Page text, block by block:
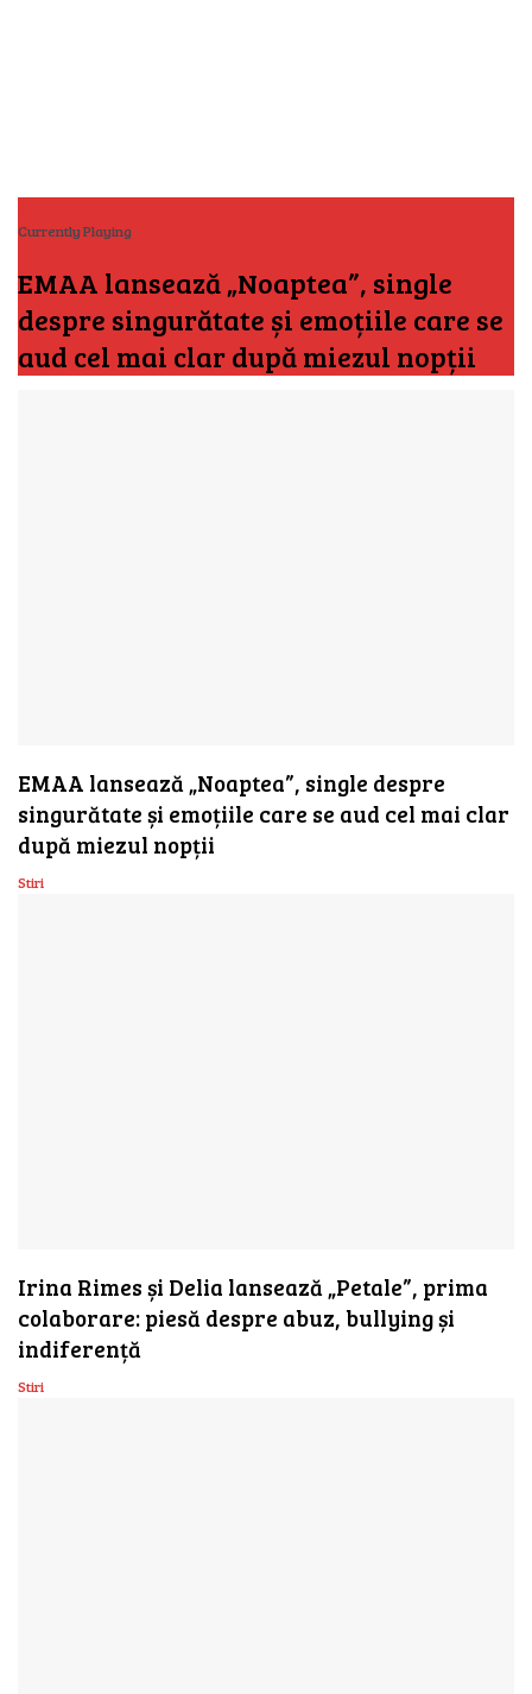
Currently Playing
EMAA lansează „Noaptea”, single
despre singurătate și emoțiile care se
aud cel mai clar după miezul nopții
EMAA lansează „Noaptea”, single despre
singurătate și emoțiile care se aud cel mai clar
după miezul nopții
Stiri
Irina Rimes și Delia lansează „Petale”, prima
colaborare: piesă despre abuz, bullying și
indiferență
Stiri